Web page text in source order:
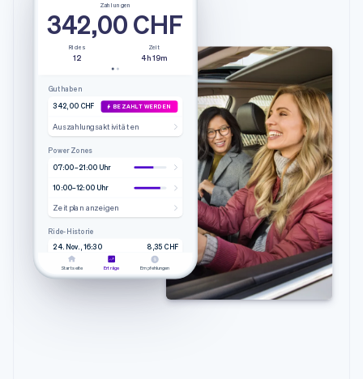
Zahlungen
342,00 CHF
Rides
12
Zeit
4h 19m
Guthaben
342,00 CHF
BEZAHLT WERDEN
Auszahlungsaktivitäten
Power Zones
07:00–21:00 Uhr
10:00–12:00 Uhr
Zeitplan anzeigen
Ride-Historie
24. Nov., 16:30
8,35 CHF
4,20 Meilen • 9 Min. 51
Sek.Startseite Erträge Empfehlungen